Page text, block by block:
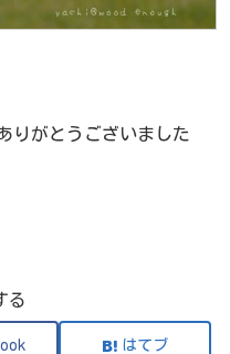
りがとうございました
る
はてブ